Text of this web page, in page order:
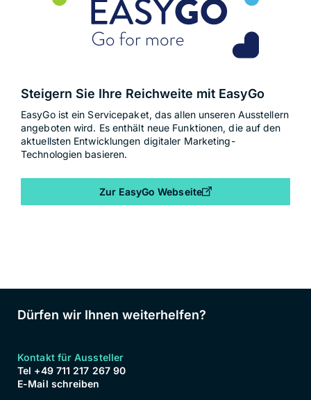
Steigern Sie Ihre Reichweite mit EasyGo
EasyGo ist ein Servicepaket, das allen unseren Ausstellern
angeboten wird. Es enthält neue Funktionen, die auf den
aktuellsten Entwicklungen digitaler Marketing-
Technologien basieren.
Zur EasyGo Webseite
Dürfen wir Ihnen weiterhelfen?
Kontakt für Aussteller
Tel +49 711 217 267 90
E-Mail schreiben